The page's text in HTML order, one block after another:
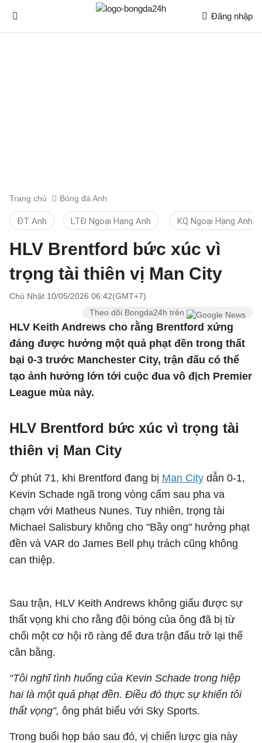
Đăng nhập
Trang chủ Bóng đá Anh
ĐT Anh LTĐ Ngoại Hạng Anh KQ Ngoại Hạng Anh
HLV Brentford bức xúc vì
trọng tài thiên vị Man City
Chủ Nhật 10/05/2026 06:42(GMT+7)
Theo dõi Bongda24h trên
HLV Keith Andrews cho rằng Brentford xứng
đáng được hưởng một quả phạt đền trong thất
bại 0-3 trước Manchester City, trận đấu có thể
tạo ảnh hưởng lớn tới cuộc đua vô địch Premier
League mùa này.
HLV Brentford bức xúc vì trọng tài
thiên vị Man City
Ở phút 71, khi Brentford đang bị Man City dẫn 0-1,
Kevin Schade ngã trong vòng cấm sau pha va
chạm với Matheus Nunes. Tuy nhiên, trọng tài
Michael Salisbury không cho "Bầy ong" hưởng phạt
đền và VAR do James Bell
phụ trách cũng không
can thiệp.
Sau trận, HLV Keith Andrews không giấu được sự
thất vọng khi cho rằng đội bóng của ông đã bị từ
chối một cơ hội rõ ràng để đưa trận đấu trở lại thế
cân bằng.
“Tôi nghĩ tình huống của Kevin Schade trong hiệp
hai là một quả phạt đền. Điều đó thực sự khiến tôi
thất vọng”, ông phát biểu với Sky Sports.
Trong buổi họp báo sau đó, vị chiến lược gia này